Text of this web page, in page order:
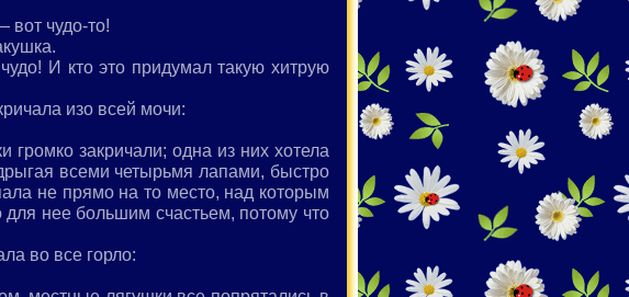
чудо-то!
И кто это придумал такую хитрую
изо всей мочи:
закричали; одна из них хотела
всеми четырьмя лапами, быстро
не прямо на то место, над которым
нее большим счастьем, потому что
во все горло: